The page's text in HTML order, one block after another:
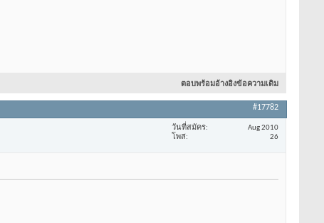
ตอบพร้อมอ้างอิงข้อความเดิม
#17782
วันที่สมัคร
Aug 2010
โพส
26